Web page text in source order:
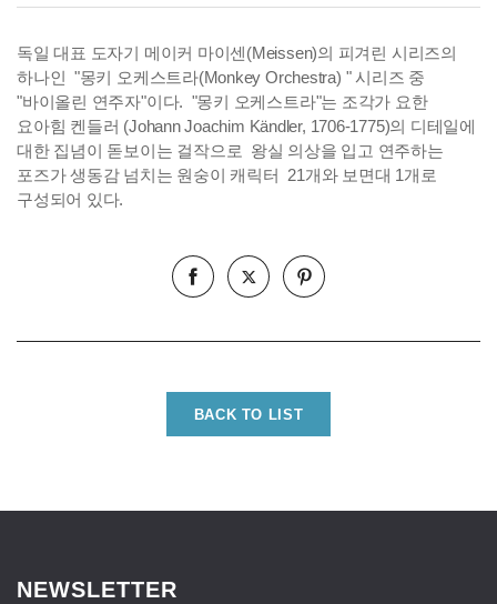
독일 대표 도자기 메이커 마이센(Meissen)의 피겨린 시리즈의
하나인 "몽키 오케스트라(Monkey Orchestra) " 시리즈 중
"바이올린 연주자"이다. "몽키 오케스트라"는 조각가 요한
요아힘 켄들러 (Johann Joachim Kändler, 1706-1775)의 디테일에
대한 집념이 돋보이는 걸작으로 왕실 의상을 입고 연주하는
포즈가 생동감 넘치는 원숭이 캐릭터 21개와 보면대 1개로
구성되어 있다.
BACK TO LIST
NEWSLETTER